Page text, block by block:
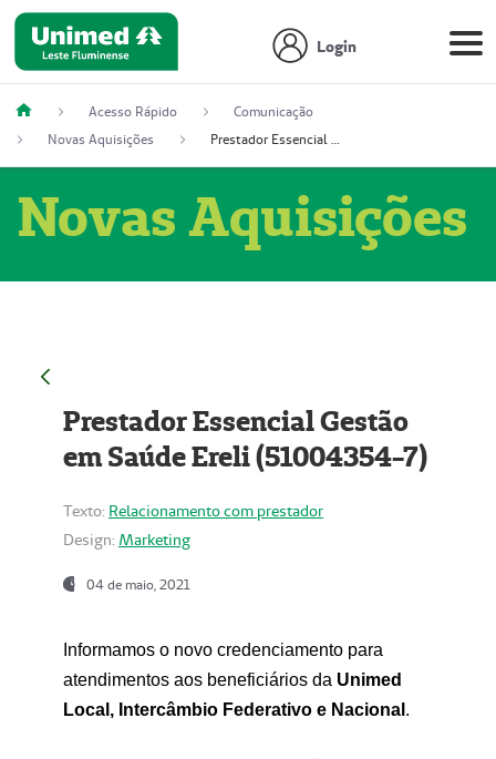
Login
Acesso Rápido
Comunicação
Novas Aquisições
Prestador Essencial Gestão em Saúde Ereli (51004354-7)
Novas Aquisições
Prestador Essencial Gestão
em Saúde Ereli (51004354-7)
Texto: Relacionamento com prestador
Design: Marketing
04 de maio, 2021
Informamos o novo credenciamento para
atendimentos aos beneficiários da Unimed
Local, Intercâmbio Federativo e Nacional .